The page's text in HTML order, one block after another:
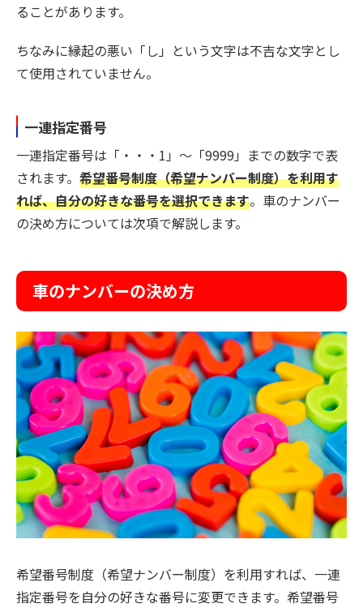
ることがあります。
ちなみに縁起の悪い「し」という文字は不吉な文字とし
て使用されていません。
一連指定番号
一連指定番号は「・・・1」～「9999」までの数字で表
されます。 希望番号制度（希望ナンバー制度）を利用す
れば、自分の好きな番号を選択できます。車のナンバー
の決め方については次項で解説します。
車のナンバーの決め方
希望番号制度（希望ナンバー制度）を利用すれば、一連
指定番号を自分の好きな番号に変更できます。希望番号